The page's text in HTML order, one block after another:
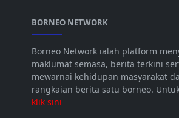
BORNEO NETWORK
Borneo Network ialah platform
maklumat semasa, berita terkini
mewarnai kehidupan masyarakat
rangkaian berita satu borneo.
klik sini